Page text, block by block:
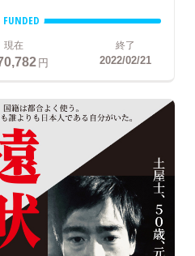
FUNDED
現在
円
終了
2022/02/21